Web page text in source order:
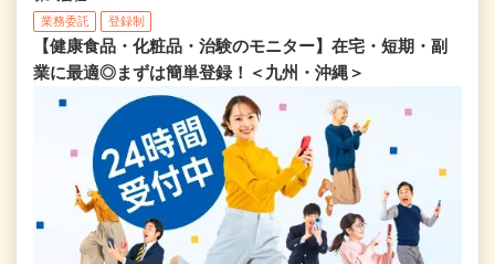
業務委託 登録制
【健康食品・化粧品・治験のモニター】在宅・短期・副
業に最適◎まずは簡単登録！＜九州・沖縄＞